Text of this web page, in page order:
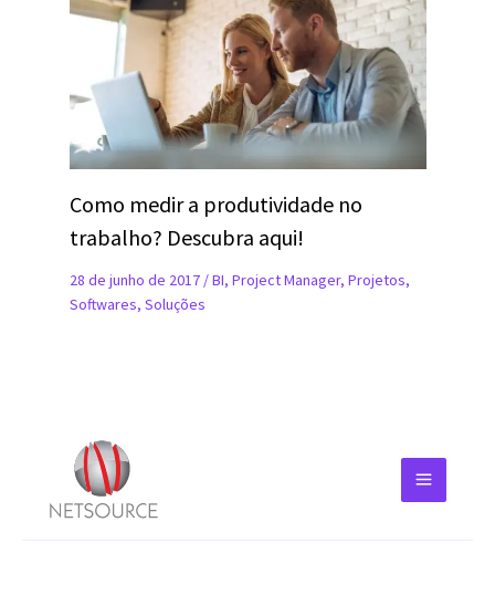
Como medir a produtividade no
trabalho? Descubra aqui!
28 de junho de 2017 /BI, Project Manager, Projetos,
Softwares, Soluções